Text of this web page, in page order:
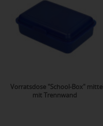
Vorratsdose "School-Box" mittel
mit Trennwand